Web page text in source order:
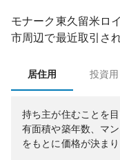
モナーク東久留米ロ
市周辺で最近取引さ
居住用 投資用
持ち主が住むことを
有面積や築年数、マ
をもとに価格が決まり